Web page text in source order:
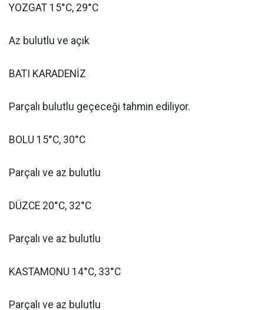
YOZGAT 15°C, 29°C
Az bulutlu ve açık
BATI KARADENİZ
Parçalı bulutlu geçeceği tahmin ediliyor.
BOLU 15°C, 30°C
Parçalı ve az bulutlu
DÜZCE 20°C, 32°C
Parçalı ve az bulutlu
KASTAMONU 14°C, 33°C
Parçalı ve az bulutlu